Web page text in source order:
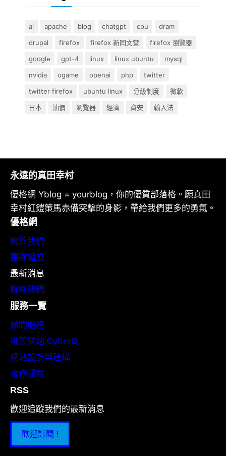
ai apache blog chatgpt cpu
dram
drupal
firefox firefox 新同文堂
firefox 瀏覽器
google
gpt-4 linux linux ubuntu
mysql
nvidia
ogame openai php
twitter
twitter firefox
ubuntu linux 分級制度
微軟
日本
油價 瀏覽器 經濟 資安 輸入法
永遠的真田幸村
優格網 Yblog = yourblog，你的優質部落格。願真田
幸村紅鎧策馬赤備突擊的身影，帶給我們更多的勇氣。
優格網
關於我們
團隊組成
最新消息
聯絡我們
服務一覽
顧問服務
推薦網站:CyberQ
網站設計與建構
合作提案
RSS
歡迎追蹤我們的最新消息
歡迎訂閱 !